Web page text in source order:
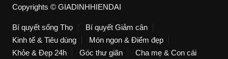
Kinh tế & Tiêu dùng
Món ngon & Điểm đẹp
Khỏe & Đẹp 24h
Góc thư giãn Cha mẹ & Con cái